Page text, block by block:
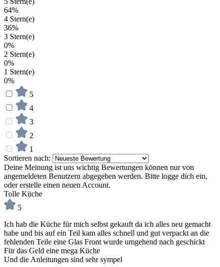
64%
4 Stern(e)
36%
3 Stern(e)
0%
2 Stern(e)
0%
1 Stern(e)
0%
5
4
3
2
1
Sortieren nach:
Deine Meinung ist uns wichtig Bewertungen können nur von
angemeldeten Benutzern abgegeben werden. Bitte logge dich ein,
oder erstelle einen neuen Account.
Tolle Küche
5
Ich hab die Küche für mich selbst gekauft da ich alles neu gemacht
habe und bis auf ein Teil kam alles schnell und gut verpackt an die
fehlenden Teile eine Glas Front wurde umgehend nach geschickt
Für das Geld eine mega Küche
Und die Anleitungen sind sehr sympel